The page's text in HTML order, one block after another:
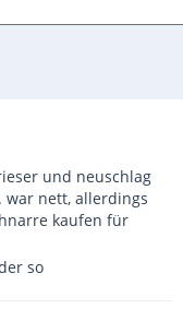
und neuschlag
nett, allerdings
kaufen für
so